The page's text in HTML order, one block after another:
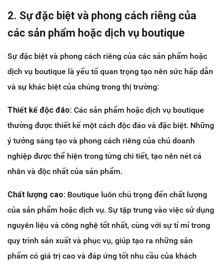
2. Sự đặc biệt và phong cách riêng của
các sản phẩm hoặc dịch vụ boutique
Sự đặc biệt và phong cách riêng của các sản phẩm hoặc
dịch vụ boutique là yếu tố quan trọng tạo nên sức hấp dẫn
và sự khác biệt của chúng trong thị trường:
Thiết kế độc đáo: Các sản phẩm hoặc dịch vụ boutique
thường được thiết kế một cách độc đáo và đặc biệt. Những
ý tưởng sáng tạo và phong cách riêng của chủ doanh
nghiệp được thể hiện trong từng chi tiết, tạo nên nét cá
nhân và độc nhất của sản phẩm.
Chất lượng cao: Boutique luôn chú trọng đến chất lượng
của sản phẩm hoặc dịch vụ. Sự tập trung vào việc sử dụng
nguyên liệu và công nghệ tốt nhất, cùng với sự tỉ mỉ trong
quy trình sản xuất và phục vụ, giúp tạo ra những sản
phẩm có giá trị cao và đáp ứng tốt nhu cầu của khách